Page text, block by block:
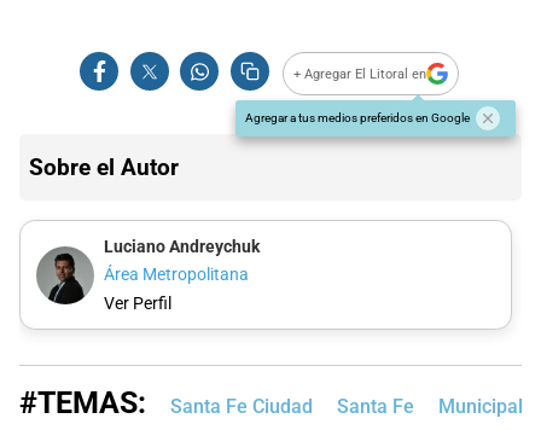
+ Agregar El Litoral en
Agregar a tus medios preferidos en Google
Sobre el Autor
Luciano Andreychuk
Área Metropolitana
Ver Perfil
#TEMAS: Santa Fe Ciudad Santa Fe